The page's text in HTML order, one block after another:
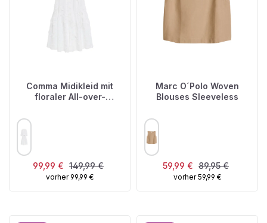
Comma Midikleid mit
floraler All-over-
FARBE
Verkaufspreis:
99,99 € Regulärer Preis:
149,99 €
vorher 99,99 €
Marc O´Polo Woven
Blouses Sleeveless
FARBE
Verkaufspreis:
59,99 € Regulärer Preis:
89,95 €
vorher 59,99 €